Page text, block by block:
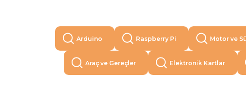
Arduino Raspberry Pi Motor ve
Araç ve Gereçler Elektronik Kartlar